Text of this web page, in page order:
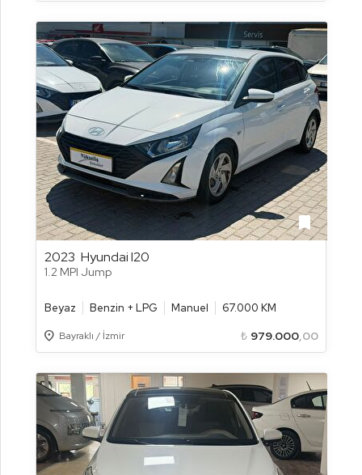
bookmark
2023 Hyundai I20
1.2 MPI Jump
Beyaz Benzin + LPG Manuel 67.000 KM
Location_on Bayraklı / İzmir ₺ 979.000,00